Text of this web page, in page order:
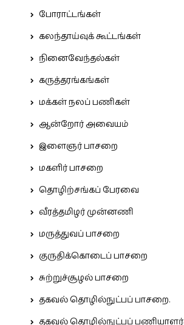
போராட்டங்கள்
கலந்தாய்வுக் கூட்டங்கள்
நினைவேந்தல்கள்
கருத்தரங்கங்கள்
மக்கள் நலப் பணிகள்
ஆன்றோர் அவையம்
இளைஞர் பாசறை
மகளிர் பாசறை
தொழிற்சங்கப் பேரவை
வீரத்தமிழர் முன்னணி
மருத்துவப் பாசறை
குருதிக்கொடைப் பாசறை
சுற்றுச்சூழல் பாசறை
தகவல் தொழில்நுட்பப் பாசறை.
தகவல் தொழில்நுட்பப்